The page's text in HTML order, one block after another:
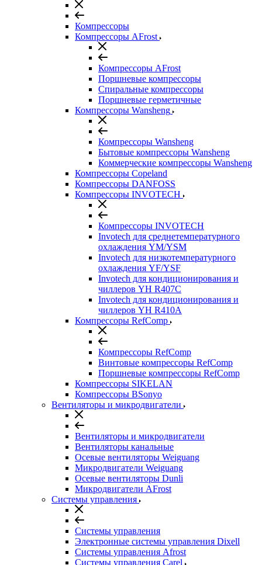
Компрессоры
Компрессоры AFrost
Компрессоры AFrost
Поршневые компрессоры
Спиральные компрессоры
Поршневые герметичные
Компрессоры Wansheng
Компрессоры Wansheng
Бытовые компрессоры Wansheng
Коммерческие компрессоры Wansheng
Компрессоры Copeland
Компрессоры DANFOSS
Компрессоры INVOTECH
Компрессоры INVOTECH
Invotech для среднетемпературного
охлаждения YM/YSM
Invotech для низкотемпературного
охлаждения YF/YSF
Invotech для кондиционирования и
чиллеров YH R407C
Invotech для кондиционирования и
чиллеров YH R410A
Компрессоры RefComp
Компрессоры RefComp
Винтовые компрессоры RefComp
Поршневые компрессоры RefComp
Компрессоры SIKELAN
Компрессоры BSonyo
Вентиляторы и микродвигатели
Вентиляторы и микродвигатели
Вентиляторы канальные
Осевые вентиляторы Weiguang
Микродвигатели Weiguang
Осевые вентиляторы Dunli
Микродвигатели AFrost
Системы управления
Системы управления
Электронные системы управления Dixell
Системы управления Afrost
Системы управления Carel